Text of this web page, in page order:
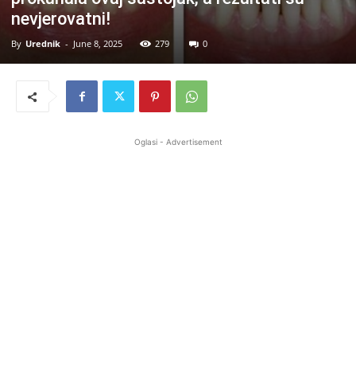
nevjerovatni!
By Urednik - June 8, 2025 279 0
Oglasi - Advertisement